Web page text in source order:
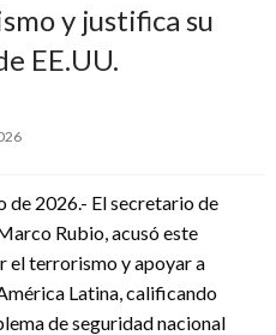
y justifica su
EE.UU.
de 2026.- El secretario de
Rubio, acusó este
el terrorismo y apoyar a
Latina, calificando
de seguridad nacional